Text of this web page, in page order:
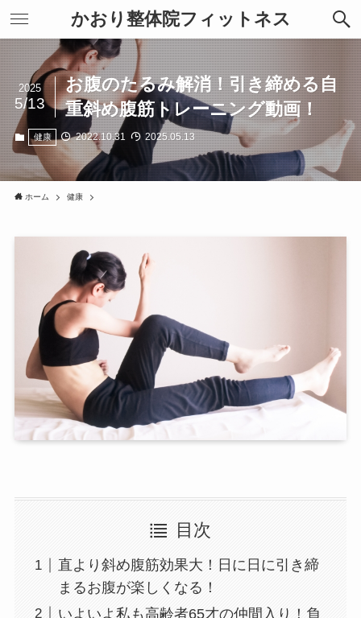
かおり整体院フィットネス
お腹のたるみ解消！引き締める自
重斜め腹筋トレーニング動画！
2025
5/13
健康 2022.10.31 2025.05.13
ホーム 健康
目次
直より斜め腹筋効果大！日に日に引き締
まるお腹が楽しくなる！
いよいよ私も高齢者65才の仲間入り！負